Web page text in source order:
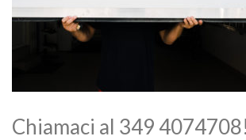
Chiamaci al 349 4074708!